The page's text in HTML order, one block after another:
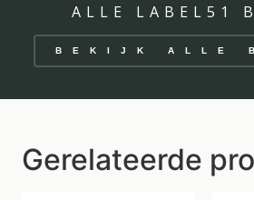
ALLE LABEL51
BEKIJK ALLE
Gerelateerde